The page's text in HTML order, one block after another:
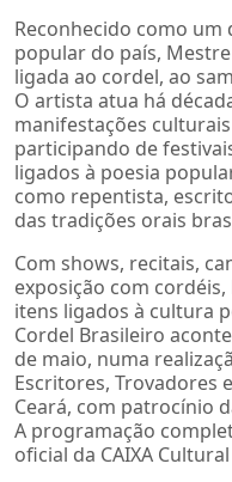
Reconhecido como
popular do país,
ligada ao cordel, ao
O artista atua há
manifestações
participando de
ligados à poesia
como repentista,
das tradições orais
Com shows, recitais,
exposição com
itens ligados à cultura
Cordel Brasileiro
de maio, numa
Escritores, Trovadores
Ceará, com patrocínio
A programação
oficial da CAIXA